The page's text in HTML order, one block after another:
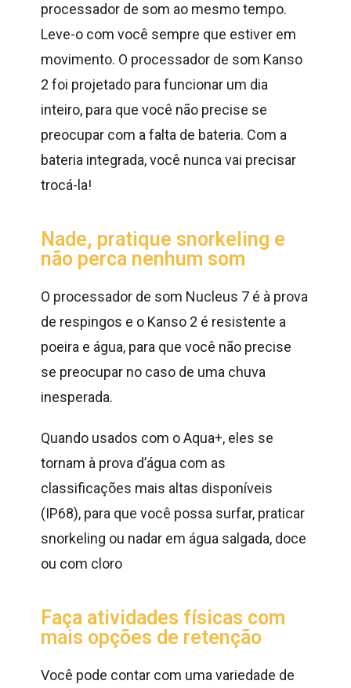
processador de som ao mesmo tempo.
Leve-o com você sempre que estiver em
movimento. O processador de som Kanso
2 foi projetado para funcionar um dia
inteiro, para que você não precise se
preocupar com a falta de bateria. Com a
bateria integrada, você nunca vai precisar
trocá-la!
Nade, pratique snorkeling e
não perca nenhum som
O processador de som Nucleus 7 é à prova
de respingos e o Kanso 2 é resistente a
poeira e água, para que você não precise
se preocupar no caso de uma chuva
inesperada.
Quando usados ​​com o Aqua+, eles se
tornam à prova d’água com as
classificações mais altas disponíveis
(IP68), para que você possa surfar, praticar
snorkeling ou nadar em água salgada, doce
ou com cloro
Faça atividades físicas com
mais opções de retenção
Você pode contar com uma variedade de